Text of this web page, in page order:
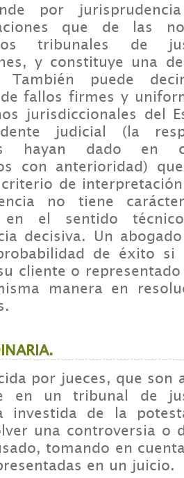
por
que de las
tribunales de
y constituye una
También puede
fallos firmes y
jurisdiccionales del
judicial (la
hayan dado en
con anterioridad)
de
no tiene
en el sentido
decisiva. Un
de éxito si
cliente o
manera en
por jueces, que son
en un tribunal de
investida de la
una controversia o
tomando en
en un juicio.